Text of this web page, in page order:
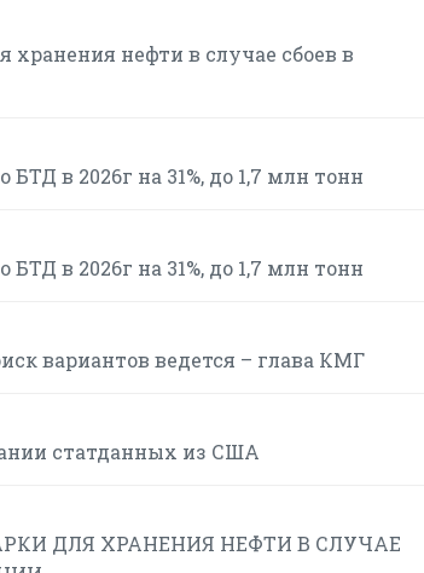
нефти в случае сбоев в
в 2026г на 31%, до 1,7 млн тонн
в 2026г на 31%, до 1,7 млн тонн
вариантов ведется – глава КМГ
статданных из США
ДЛЯ ХРАНЕНИЯ НЕФТИ В СЛУЧАЕ